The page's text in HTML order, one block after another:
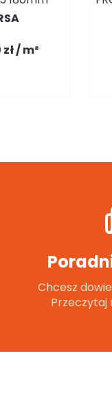
/ m²
Chcesz
Przeczytaj